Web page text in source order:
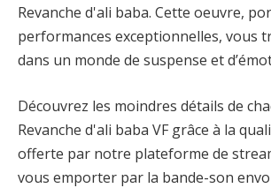
Revanche d'ali baba. Cette oeuvre,
performances exceptionnelles, vous
dans un monde de suspense et
Découvrez les moindres détails de
Revanche d'ali baba VF grâce à la
offerte par notre plateforme de
vous emporter par la bande-son